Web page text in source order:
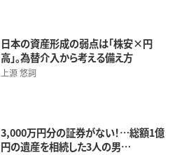
日本の資産形成の弱点は「株安×円
高」。為替介入から考える備え方
上源 悠詞
3,000万円分の証券がない！…総額1億
円の遺産を相続した3人の男…